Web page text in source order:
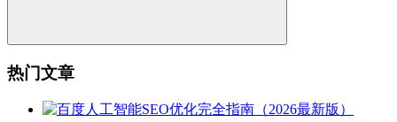
热门文章